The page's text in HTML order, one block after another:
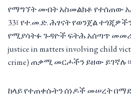
የማግኘት መብት አስመልክቶ የተሰጠው
33፣ የተ.መ.ድ. ሕፃናት የወንጀል
የሚያሳትፉ ጉዳዮች ፍትሕ አሰጣጥ መመሪያ
justice in matters involving child
crime) ጠቃሚ መርሖችን ይዘው ይገኛሉ።
ከላይ የተጠቀሱትን ሰነዶች መሠረት